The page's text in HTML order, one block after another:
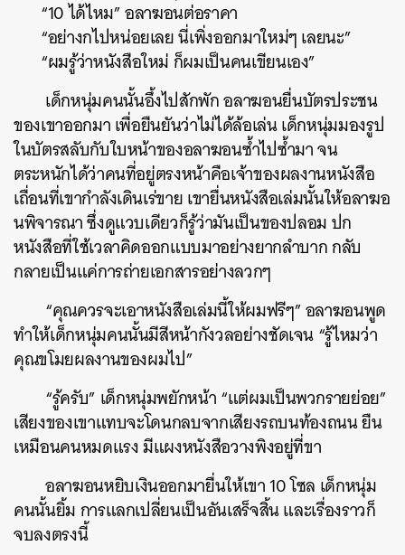
“10 ได้ไหม” อลาฆอนต่อราคา
“อย่างกไปหน่อยเลย นี่เพิ่งออกมาใหม่ๆ เลยนะ”
“ผมรู้ว่าหนังสือใหม่ ก็ผมเป็นคนเขียนเอง”
เด็กหนุ่มคนนั้นอึ้งไปสักพัก อลาฆอนยื่นบัตรประชน
ของเขาออกมา เพื่อยืนยันว่าไม่ได้ล้อเล่น เด็กหนุ่มมองรูป
ในบัตรสลับกับใบหน้าของอลาฆอนซ้ำไปซ้ำมา จน
ตระหนักได้ว่าคนที่อยู่ตรงหน้าคือเจ้าของผลงานหนังสือ
เถื่อนที่เขากำลังเดินเร่ขาย เขายื่นหนังสือเล่มนั้นให้อลาฆอ
นพิจารณา ซึ่งดูแวบเดียวก็รู้ว่ามันเป็นของปลอม ปก
หนังสือที่ใช้เวลาคิดออกแบบมาอย่างยากลำบาก กลับ
กลายเป็นแค่การถ่ายเอกสารอย่างลวกๆ
“คุณควรจะเอาหนังสือเล่มนี้ให้ผมฟรีๆ” อลาฆอนพูด
ทำให้เด็กหนุ่มคนนั้นมีสีหน้ากังวลอย่างชัดเจน “รู้ไหมว่า
คุณขโมยผลงานของผมไป”
“รู้ครับ” เด็กหนุ่มพยักหน้า “แต่ผมเป็นพวกรายย่อย”
เสียงของเขาแทบจะโดนกลบจากเสียงรถบนท้องถนน ยืน
เหมือนคนหมดแรง มีแผงหนังสือวางพิงอยู่ที่ขา
อลาฆอนหยิบเงินออกมายื่นให้เขา 10 โซล เด็กหนุ่ม
คนนั้นยิ้ม การแลกเปลี่ยนเป็นอันเสร็จสิ้น และเรื่องราวก็
จบลงตรงนี้